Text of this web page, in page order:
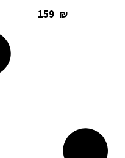
‎159 ₪